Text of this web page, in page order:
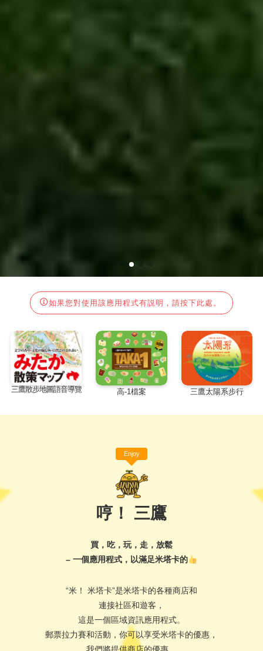
如果您對使用該應用程式有説明，請按下此處。
三鷹散步地圖語音導覽 高-1檔案 三鷹太陽系步行
Enjoy
哼！ 三鷹
買，吃，玩，走，放鬆
– 一個應用程式，以滿足米塔卡的
“米！ 米塔卡”是米塔卡的各種商店和
連接社區和遊客，
這是一個區域資訊應用程式。
郵票拉力賽和活動，你可以享受米塔卡的優惠，